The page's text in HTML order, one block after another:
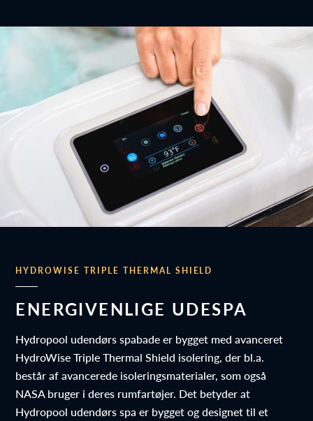
HYDROWISE TRIPLE THERMAL SHIELD
ENERGIVENLIGE UDESPA
Hydropool udendørs spabade er bygget med avanceret
HydroWise Triple Thermal Shield isolering, der bl.a.
består af avancerede isoleringsmaterialer, som også
NASA bruger i deres rumfartøjer. Det betyder at
Hydropool udendørs spa er bygget og designet til et